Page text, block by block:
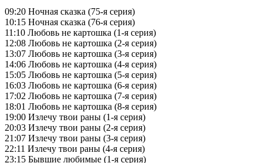
09:20 Ночная сказка (75-я серия)
10:15 Ночная сказка (76-я серия)
11:10 Любовь не картошка (1-я серия)
12:08 Любовь не картошка (2-я серия)
13:07 Любовь не картошка (3-я серия)
14:06 Любовь не картошка (4-я серия)
15:05 Любовь не картошка (5-я серия)
16:03 Любовь не картошка (6-я серия)
17:02 Любовь не картошка (7-я серия)
18:01 Любовь не картошка (8-я серия)
19:00 Излечу твои раны (1-я серия)
20:03 Излечу твои раны (2-я серия)
21:07 Излечу твои раны (3-я серия)
22:11 Излечу твои раны (4-я серия)
23:15 Бывшие любимые (1-я серия)